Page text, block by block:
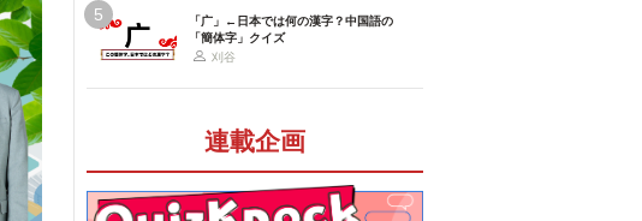
5
「广」←日本では何の漢字？中国語の
「簡体字」クイズ
刈谷
連載企画